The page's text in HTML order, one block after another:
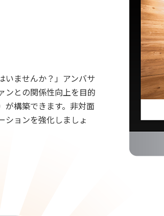
いませんか？」アンバサ
ンとの関係性向上を目的
が構築できます。非対面
ションを強化しましょ